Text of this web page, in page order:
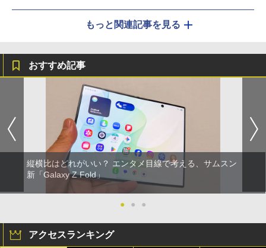
もっと関連記事を見る
おすすめ記事
縦横比はどれがいい？ エンタメ目線で考える、サムスン
新「Galaxy Z Fold」
● ● ●
アクセスランキング